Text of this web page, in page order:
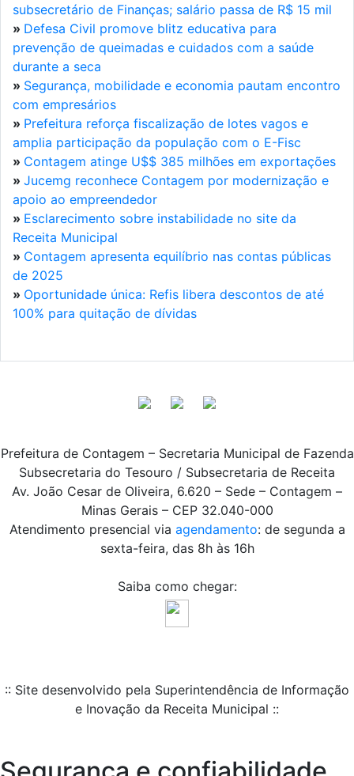
subsecretário de Finanças; salário passa de R$ 15 mil
» Defesa Civil promove blitz educativa para
prevenção de queimadas e cuidados com a saúde
durante a seca
» Segurança, mobilidade e economia pautam encontro
com empresários
» Prefeitura reforça fiscalização de lotes vagos e
amplia participação da população com o E-Fisc
» Contagem atinge U$$ 385 milhões em exportações
» Jucemg reconhece Contagem por modernização e
apoio ao empreendedor
» Esclarecimento sobre instabilidade no site da
Receita Municipal
» Contagem apresenta equilíbrio nas contas públicas
de 2025
» Oportunidade única: Refis libera descontos de até
100% para quitação de dívidas
Prefeitura de Contagem – Secretaria Municipal de Fazenda
Subsecretaria do Tesouro / Subsecretaria de Receita
Av. João Cesar de Oliveira, 6.620 – Sede – Contagem –
Minas Gerais – CEP 32.040-000
Atendimento presencial via agendamento: de segunda a
sexta-feira, das 8h às 16h
Saiba como chegar:
:: Site desenvolvido pela Superintendência de Informação
e Inovação da Receita Municipal ::